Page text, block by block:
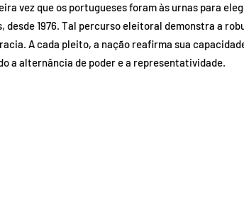
vez que os portugueses foram às urnas para
desde 1976. Tal percurso eleitoral demonstra a
A cada pleito, a nação reafirma sua
a alternância de poder e a representatividade.